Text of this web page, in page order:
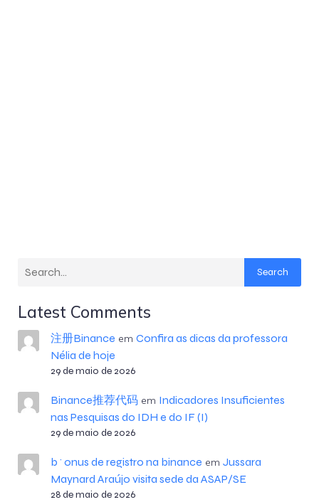
Search
Latest Comments
注册Binance em Confira as dicas da professora
Nélia de hoje
29 de maio de 2026
Binance推荐代码em Indicadores Insuficientes
nas Pesquisas do IDH e do IF (I)
29 de maio de 2026
b^onus de registro na binance em Jussara
Maynard Araújo visita sede da ASAP/SE
28 de maio de 2026